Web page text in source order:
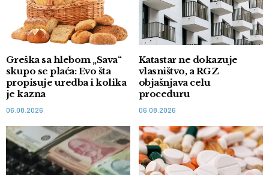
Greška sa hlebom „Sava“
skupo se plaća: Evo šta
propisuje uredba i kolika
je kazna
06.08.2026
Katastar ne dokazuje
vlasništvo, a RGZ
objašnjava celu
proceduru
06.08.2026